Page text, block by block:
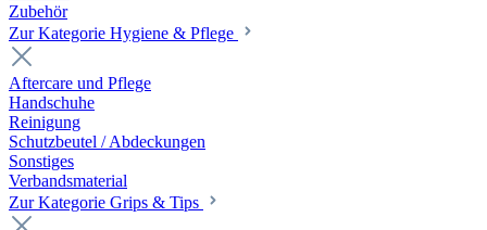
Zubehör
Zur Kategorie Hygiene & Pflege
Aftercare und Pflege
Handschuhe
Reinigung
Schutzbeutel / Abdeckungen
Sonstiges
Verbandsmaterial
Zur Kategorie Grips & Tips